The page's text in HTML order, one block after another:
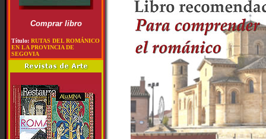
Comprar libro
Título: RUTAS DEL ROMÁNICO
EN LA PROVINCIA DE
SEGOVIA